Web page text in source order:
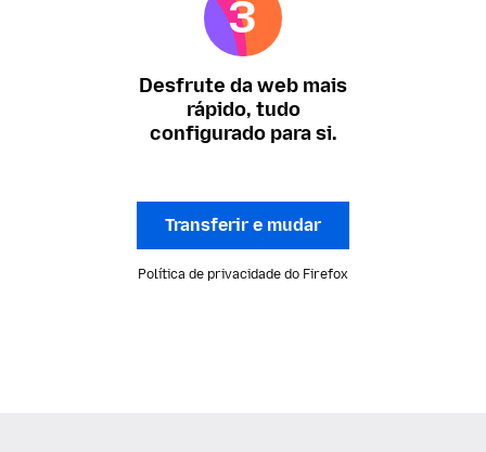
Desfrute da web mais
rápido, tudo
configurado para si.
Transferir e mudar
Política de privacidade do Firefox